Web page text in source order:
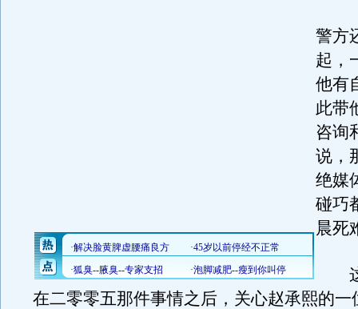
警方
起，
他有
此带
咨询
说，
绝媒
碰巧
晨死
这
在二零零五那件事情之后，关心赵承熙的一